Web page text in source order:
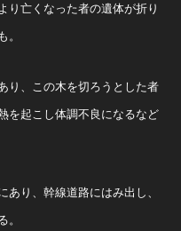
り亡くなった者の遺体が折り
。
り、この木を切ろうとした者
を起こし体調不良になるなど
り、幹線道路にはみ出し、
。